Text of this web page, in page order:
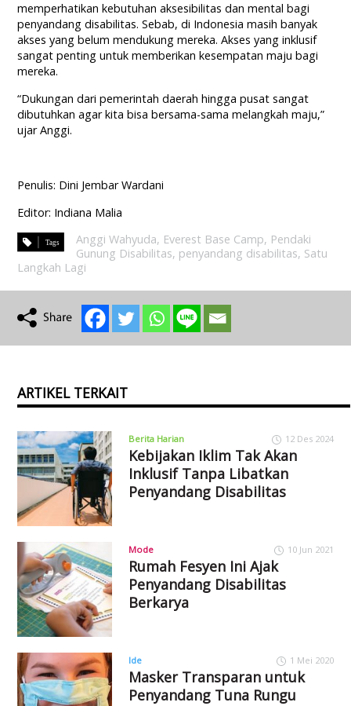
memperhatikan kebutuhan aksesibilitas dan mental bagi
penyandang disabilitas. Sebab, di Indonesia masih banyak
akses yang belum mendukung mereka. Akses yang inklusif
sangat penting untuk memberikan kesempatan maju bagi
mereka.
“Dukungan dari pemerintah daerah hingga pusat sangat
dibutuhkan agar kita bisa bersama-sama melangkah maju,”
ujar Anggi.
Penulis: Dini Jembar Wardani
Editor: Indiana Malia
Anggi Wahyuda, Everest Base Camp, Pendaki
Gunung Disabilitas, penyandang disabilitas, Satu
Langkah Lagi
ARTIKEL TERKAIT
Berita Harian 12 Des 2024
Kebijakan Iklim Tak Akan
Inklusif Tanpa Libatkan
Penyandang Disabilitas
Mode 10 Jun 2021
Rumah Fesyen Ini Ajak
Penyandang Disabilitas
Berkarya
Ide 1 Mei 2020
Masker Transparan untuk
Penyandang Tuna Rungu